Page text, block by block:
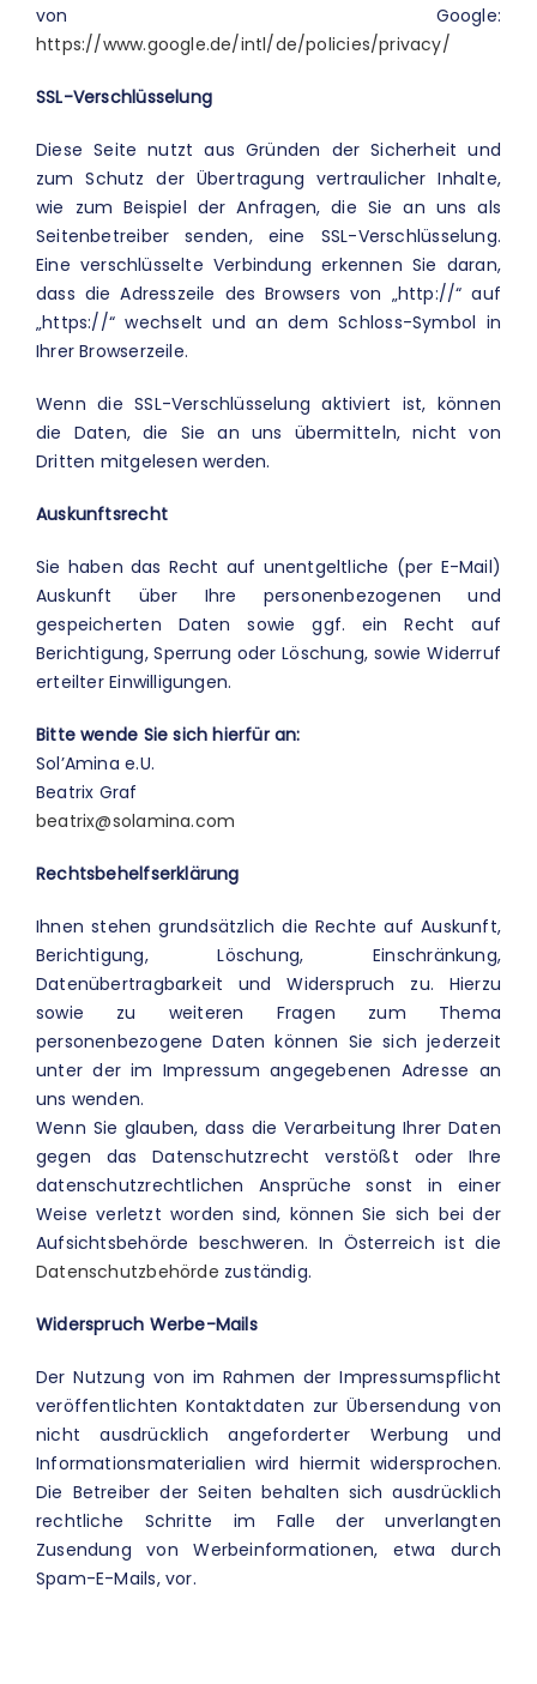
von Google:
https://www.google.de/intl/de/policies/privacy/
SSL-Verschlüsselung
Diese Seite nutzt aus Gründen der Sicherheit und
zum Schutz der Übertragung vertraulicher Inhalte,
wie zum Beispiel der Anfragen, die Sie an uns als
Seitenbetreiber senden, eine SSL-Verschlüsselung.
Eine verschlüsselte Verbindung erkennen Sie daran,
dass die Adresszeile des Browsers von „http://“ auf
„https://“ wechselt und an dem Schloss-Symbol in
Ihrer Browserzeile.
Wenn die SSL-Verschlüsselung aktiviert ist, können
die Daten, die Sie an uns übermitteln, nicht von
Dritten mitgelesen werden.
Auskunftsrecht
Sie haben das Recht auf unentgeltliche (per E-Mail)
Auskunft über Ihre personenbezogenen und
gespeicherten Daten sowie ggf. ein Recht auf
Berichtigung, Sperrung oder Löschung, sowie Widerruf
erteilter Einwilligungen.
Bitte wende Sie sich hierfür an:
Sol’Amina e.U.
Beatrix Graf
beatrix@solamina.com
Rechtsbehelfserklärung
Ihnen stehen grundsätzlich die Rechte auf Auskunft,
Berichtigung, Löschung, Einschränkung,
Datenübertragbarkeit und Widerspruch zu. Hierzu
sowie zu weiteren Fragen zum Thema
personenbezogene Daten können Sie sich jederzeit
unter der im Impressum angegebenen Adresse an
uns wenden.
Wenn Sie glauben, dass die Verarbeitung Ihrer Daten
gegen das Datenschutzrecht verstößt oder Ihre
datenschutzrechtlichen Ansprüche sonst in einer
Weise verletzt worden sind, können Sie sich bei der
Aufsichtsbehörde beschweren. In Österreich ist die
Datenschutzbehörde zuständig.
Widerspruch Werbe-Mails
Der Nutzung von im Rahmen der Impressumspflicht
veröffentlichten Kontaktdaten zur Übersendung von
nicht ausdrücklich angeforderter Werbung und
Informationsmaterialien wird hiermit widersprochen.
Die Betreiber der Seiten behalten sich ausdrücklich
rechtliche Schritte im Falle der unverlangten
Zusendung von Werbeinformationen, etwa durch
Spam-E-Mails, vor.